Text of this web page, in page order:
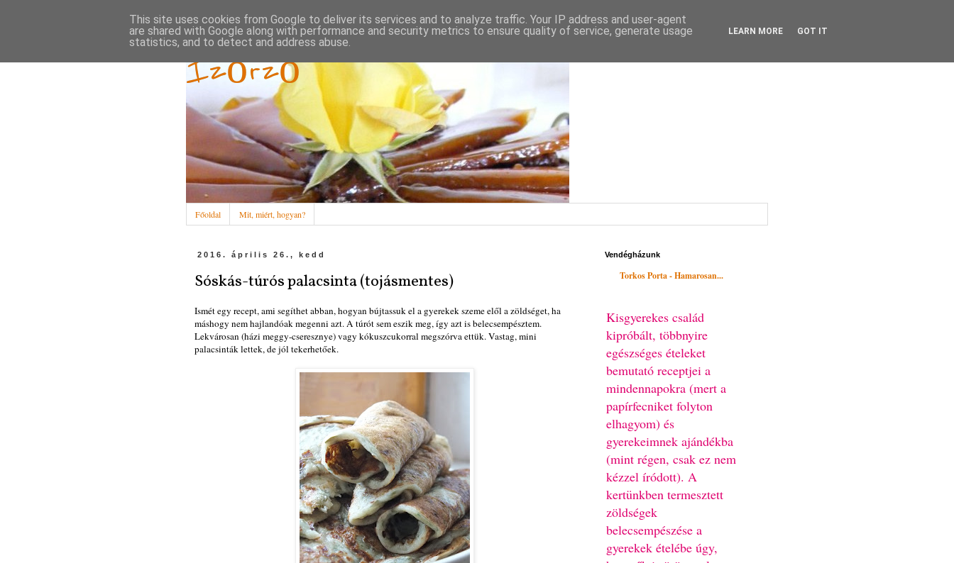
Ízőrző
Főoldal Mit, miért, hogyan?
2016. április 26., kedd
Sóskás-túrós palacsinta (tojásmentes)
Ismét egy recept, ami segíthet abban, hogyan bújtassuk el a gyerekek szeme elől a zöldséget, ha
máshogy nem hajlandóak megenni azt. A túrót sem eszik meg, így azt is belecsempésztem.
Lekvárosan (házi meggy-cseresznye) vagy kókuszcukorral megszórva ettük. Vastag, mini
palacsinták lettek, de jól tekerhetőek.
Vendégházunk
Torkos Porta - Hamarosan...
Kisgyerekes család
kipróbált, többnyire
egészséges ételeket
bemutató receptjei a
mindennapokra (mert a
papírfecniket folyton
elhagyom) és
gyerekeimnek ajándékba
(mint régen, csak ez nem
kézzel íródott). A
kertünkben termesztett
zöldségek
belecsempészése a
gyerekek ételébe úgy,
This site uses cookies from Google to deliver its services and to analyze traffic. Your IP address and user-agent
are shared with Google along with performance and security metrics to ensure quality of service, generate usage
statistics, and to detect and address abuse.
LEARN MORE GOT IT